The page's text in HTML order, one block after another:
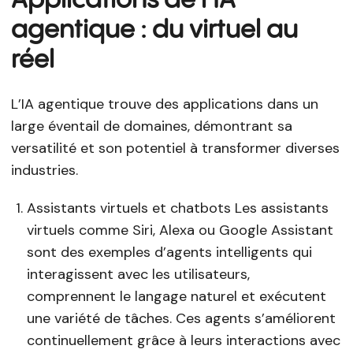
agentique : du virtuel au
réel
L’IA agentique trouve des applications dans un
large éventail de domaines, démontrant sa
versatilité et son potentiel à transformer diverses
industries.
Assistants virtuels et chatbots Les assistants
virtuels comme Siri, Alexa ou Google Assistant
sont des exemples d’agents intelligents qui
interagissent avec les utilisateurs,
comprennent le langage naturel et exécutent
une variété de tâches. Ces agents s’améliorent
continuellement grâce à leurs interactions avec